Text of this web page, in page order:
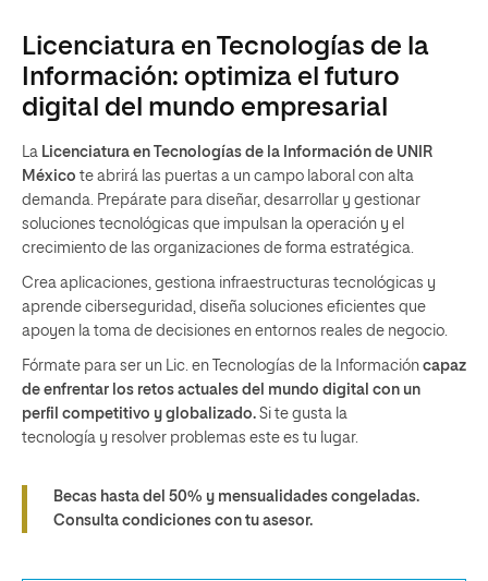
Licenciatura en Tecnologías de la
Información: optimiza el futuro
digital del mundo empresarial
La Licenciatura en Tecnologías de la Información de UNIR
México te abrirá las puertas a un campo laboral con alta
demanda. Prepárate para diseñar, desarrollar y gestionar
soluciones tecnológicas que impulsan la operación y el
crecimiento de las organizaciones de forma estratégica.
Crea aplicaciones, gestiona infraestructuras tecnológicas y
aprende ciberseguridad, diseña soluciones eficientes que
apoyen la toma de decisiones en entornos reales de negocio.
Fórmate para ser un Lic. en Tecnologías de la Información capaz
de enfrentar los retos actuales del mundo digital con un
perfil competitivo y globalizado. Si te gusta la
tecnología y resolver problemas este es tu lugar.
Becas hasta del 50% y mensualidades congeladas.
Consulta condiciones con tu asesor.